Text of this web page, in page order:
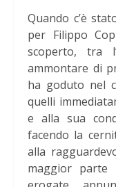
Quando c’è
per Filippo
scoperto, tra
ammontare di
ha goduto nel
quelli
e alla sua
facendo la
alla
maggior parte